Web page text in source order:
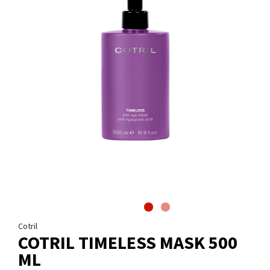
Cotril
COTRIL TIMELESS MASK 500
ML